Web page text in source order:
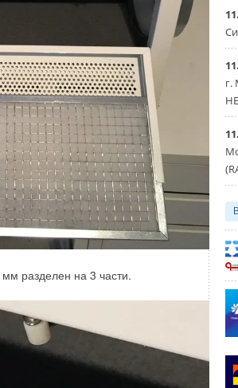
разделен на 3 части.
г.
Уведомления отключены